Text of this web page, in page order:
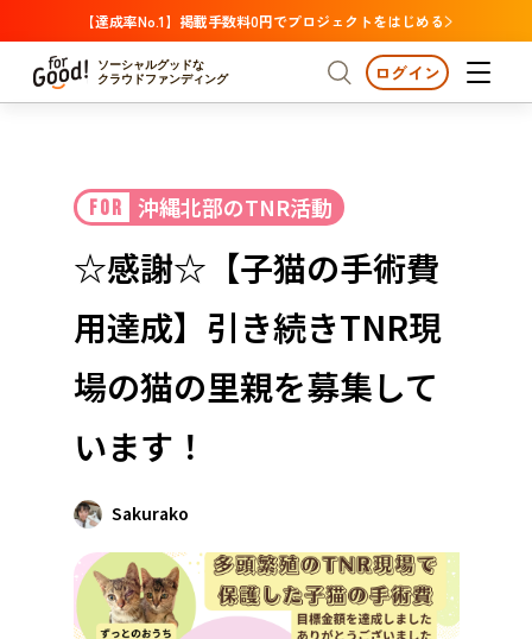
【達成率No.1】掲載手数料0円でプロジェクトをはじめる
ソーシャルグッドな
クラウドファンディング
プロジェクトからさがす 注目
カテゴリーからさがす 国際協力
医療・福祉
人権・マイノリティ
関東
中国
四国
注目 新着
支援金額が多い
支援人数が多い
終了日が近い
カテゴリーからさがす
国際協力 医療・福祉
子ども・教育
環境・エシカル
人権・マイノリティ
社会貢献
地域からさがす
北海道 青森
栃木 群馬 埼玉 千葉 東京
ログイン
FOR 沖縄北部のTNR活動
☆感謝☆【子猫の手術費
用達成】引き続きTNR現
場の猫の里親を募集して
います！
Sakurako